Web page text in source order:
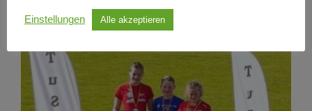
Einstellungen Alle akzeptieren